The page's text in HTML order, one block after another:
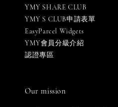
YMY SHARE CLUB
YMY S CLUB申請表單
EasyParcel Widgets
YMY會員分級介紹
認證專區
Our mission